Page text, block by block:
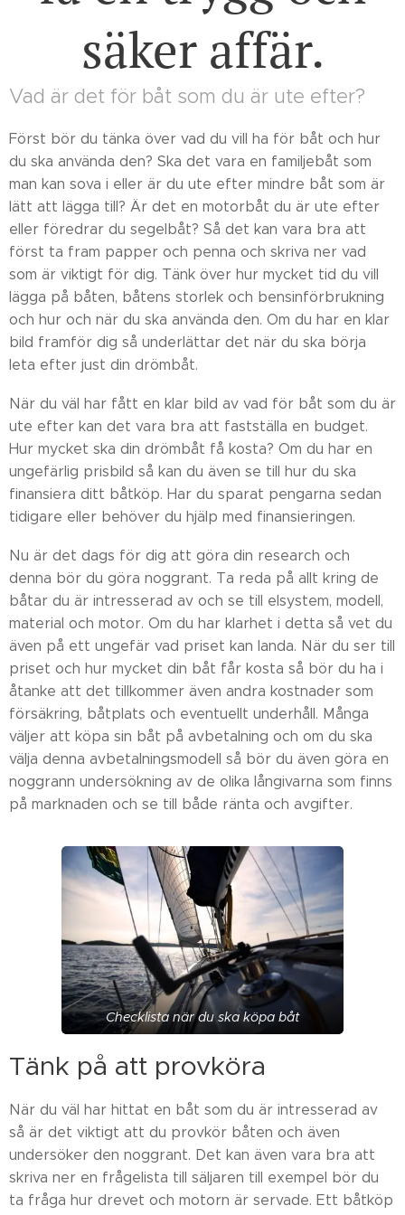
säker affär.
Vad är det för båt som du är ute efter?
Först bör du tänka över vad du vill ha för båt och hur
du ska använda den? Ska det vara en familjebåt som
man kan sova i eller är du ute efter mindre båt som är
lätt att lägga till? Är det en motorbåt du är ute efter
eller föredrar du segelbåt? Så det kan vara bra att
först ta fram papper och penna och skriva ner vad
som är viktigt för dig. Tänk över hur mycket tid du vill
lägga på båten, båtens storlek och bensinförbrukning
och hur och när du ska använda den. Om du har en klar
bild framför dig så underlättar det när du ska börja
leta efter just din drömbåt.
När du väl har fått en klar bild av vad för båt som du är
ute efter kan det vara bra att fastställa en budget.
Hur mycket ska din drömbåt få kosta? Om du har en
ungefärlig prisbild så kan du även se till hur du ska
finansiera ditt båtköp. Har du sparat pengarna sedan
tidigare eller behöver du hjälp med finansieringen.
Nu är det dags för dig att göra din research och
denna bör du göra noggrant. Ta reda på allt kring de
båtar du är intresserad av och se till elsystem, modell,
material och motor. Om du har klarhet i detta så vet du
även på ett ungefär vad priset kan landa. När du ser till
priset och hur mycket din båt får kosta så bör du ha i
åtanke att det tillkommer även andra kostnader som
försäkring, båtplats och eventuellt underhåll. Många
väljer att köpa sin båt på avbetalning och om du ska
välja denna avbetalningsmodell så bör du även göra en
noggrann undersökning av de olika långivarna som finns
på marknaden och se till både ränta och avgifter.
Checklista när du ska köpa båt
Tänk på att provköra
När du väl har hittat en båt som du är intresserad av
så är det viktigt att du provkör båten och även
undersöker den noggrant. Det kan även vara bra att
skriva ner en frågelista till säljaren till exempel bör du
ta fråga hur drevet och motorn är servade. Ett båtköp